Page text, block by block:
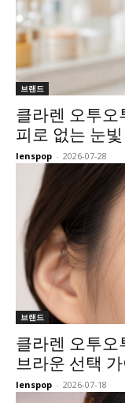
브랜드
클라렌 오투오
피로 없는 눈
lenspop - 2026-07-28
브랜드
클라렌 오투오
브라운 선택
lenspop - 2026-07-18